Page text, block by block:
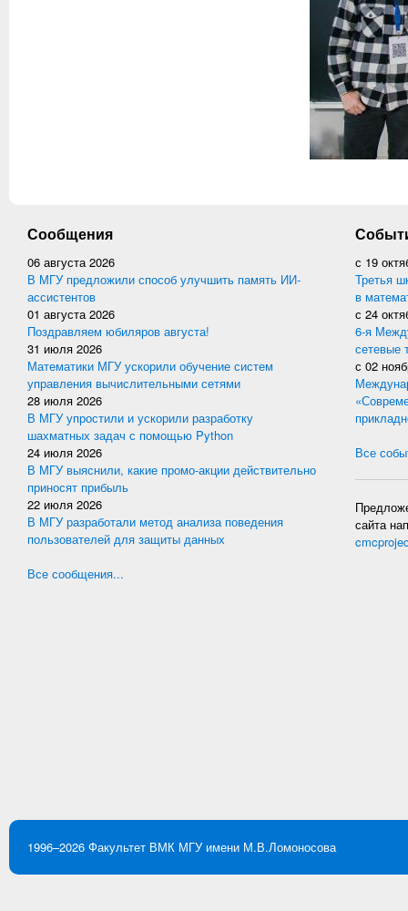
Сообщения
06 августа 2026
В МГУ предложили способ улучшить память ИИ-
ассистентов
01 августа 2026
Поздравляем юбиляров августа!
31 июля 2026
Математики МГУ ускорили обучение систем
управления вычислительными сетями
28 июля 2026
В МГУ упростили и ускорили разработку
шахматных задач с помощью Python
24 июля 2026
В МГУ выяснили, какие промо-акции действительно
приносят прибыль
22 июля 2026
В МГУ разработали метод анализа поведения
пользователей для защиты данных
Все сообщения...
с 19
Третья
в
с 24
6-я
сетевые
с 02
Все
сайта
1996–2026 Факультет ВМК МГУ имени М.В.Ломоносова